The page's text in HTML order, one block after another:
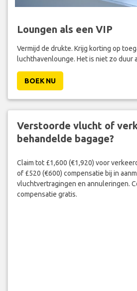
Loungen als een VIP
Vermijd de drukte. Krijg korting op
luchthavenlounge. Het is niet zo duur
BOEK NU
Verstoorde vlucht of
behandelde bagage?
Claim tot £1,600 (€1,920) voor
of £520 (€600) compensatie bij in
vluchtvertragingen en annuleringen.
compensatie gratis.